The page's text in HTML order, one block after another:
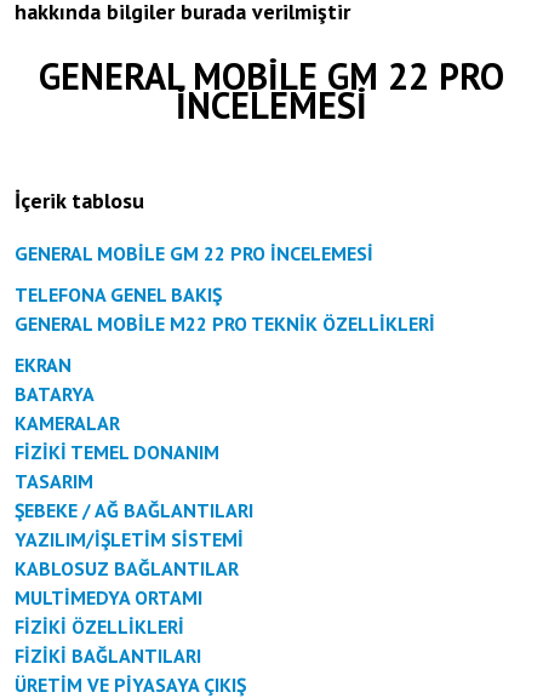
hakkında bilgiler burada verilmiştir
GENERAL MOBİLE GM 22 PRO
İNCELEMESİ
İçerik tablosu
GENERAL MOBİLE GM 22 PRO İNCELEMESİ
TELEFONA GENEL BAKIŞ
GENERAL MOBİLE M22 PRO TEKNİK ÖZELLİKLERİ
EKRAN
BATARYA
KAMERALAR
FİZİKİ TEMEL DONANIM
TASARIM
ŞEBEKE / AĞ BAĞLANTILARI
YAZILIM/İŞLETİM SİSTEMİ
KABLOSUZ BAĞLANTILAR
MULTİMEDYA ORTAMI
FİZİKİ ÖZELLİKLERİ
FİZİKİ BAĞLANTILARI
ÜRETİM VE PİYASAYA ÇIKIŞ